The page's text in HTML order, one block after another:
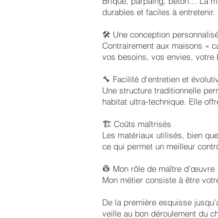
durables et faciles à entretenir.
🛠️ Une conception
Contrairement aux maisons «
vos besoins, vos envies,
🔧 Facilité d'entretien et
Une structure traditionnelle
habitat ultra-technique. Elle
🏗️ Coûts maîtrisés
Les matériaux utilisés, bien
ce qui permet un meilleur
👷 Mon rôle de maître
Mon métier consiste à être
De la première esquisse
veille au bon déroulement du